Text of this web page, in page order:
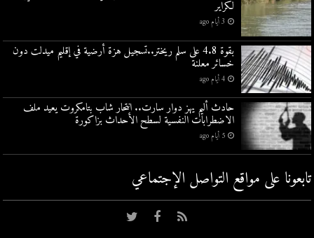
لكراير
3 أيام ago
بقوة 4.8 على سلم ريختر..تسجيل هزة أرضية في إقليم ميدلت دون
خسائر معلنة
4 أيام ago
حادث أليم يهز دوار سارت.. انتحار شاب بتامكروت يعيد ملف
الاضطرابات النفسية لسطح الأحداث بزاكورة
5 أيام ago
تابعونا على مواقع التواصل اﻹجتماعي